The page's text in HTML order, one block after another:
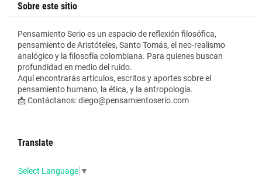
Sobre este sitio
Pensamiento Serio es un espacio de reflexión filosófica,
pensamiento de Aristóteles, Santo Tomás, el neo-realismo
analógico y la filosofía colombiana. Para quienes buscan
profundidad en medio del ruido.
Aquí encontrarás artículos, escritos y aportes sobre el
pensamiento humano, la ética, y la antropología.
📩 Contáctanos: diego@pensamientoserio.com
Translate
Select Language ▼